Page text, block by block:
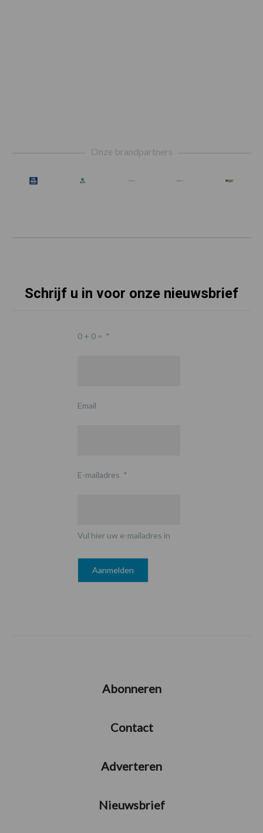
Onze brandpartners
Schrijf u in voor onze nieuwsbrief
0 + 0 = *
Email
E-mailadres *
Vul hier uw e-mailadres in
Abonneren
Contact
Adverteren
Nieuwsbrief